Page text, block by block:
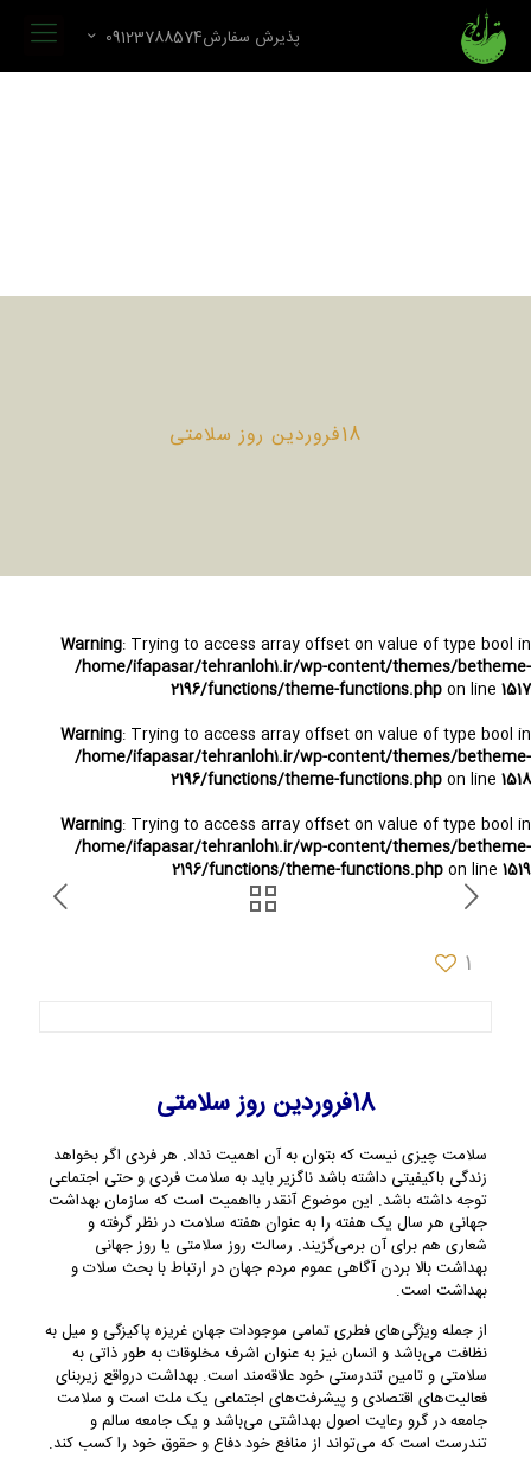
پذیرش سفارش09123788574
18فروردین روز سلامتی
Warning: Trying to access array offset on value of type bool in
/home/ifapasar/tehranloh1.ir/wp-content/themes/betheme-
2196/functions/theme-functions.phpon line 1517
Warning: Trying to access array offset on value of type bool in
/home/ifapasar/tehranloh1.ir/wp-content/themes/betheme-
2196/functions/theme-functions.phpon line 1518
Warning: Trying to access array offset on value of type bool in
/home/ifapasar/tehranloh1.ir/wp-content/themes/betheme-
2196/functions/theme-functions.phpon line 1519
1
18فروردین روز سلامتی
سلامت چیزی نیست که بتوان به آن اهمیت نداد. هر فردی اگر بخواهد
زندگی باکیفیتی داشته باشد ناگزیر باید به سلامت فردی و حتی اجتماعی
توجه داشته باشد. این موضوع آنقدر بااهمیت است که سازمان بهداشت
جهانی هر سال یک هفته را به عنوان هفته سلامت در نظر گرفته و
شعاری هم برای آن برمی‌گزیند. رسالت روز سلامتی یا روز جهانی
بهداشت بالا بردن آگاهی عموم مردم جهان در ارتباط با بحث سلات و
بهداشت است.
از جمله ویژگی‌های فطری تمامی موجودات جهان غریزه پاکیزگی و میل به
نظافت می‌باشد و انسان نیز به عنوان اشرف مخلوقات به طور ذاتی به
سلامتی و تامین تندرستی خود علاقه‌مند است. بهداشت درواقع زیربنای
فعالیت‌های اقتصادی و پیشرفت‌های اجتماعی یک ملت است و سلامت
جامعه در گرو رعایت اصول بهداشتی می‌باشد و یک جامعه سالم و
تندرست است که می‌تواند از منافع خود دفاع و حقوق خود را کسب کند.